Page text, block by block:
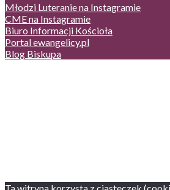
Młodzi Luteranie na Instagramie
CME na Instagramie
Biuro Informacji Kościoła
Portal ewangelicy.pl
Blog Biskupa